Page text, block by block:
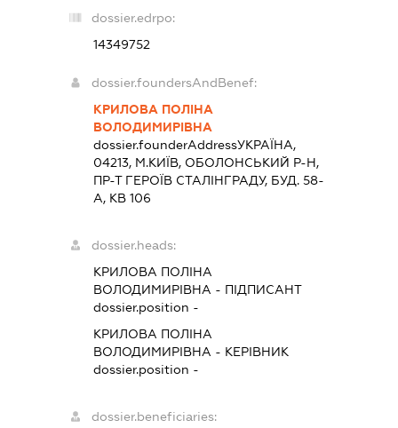
dossier.edrpo:
14349752
dossier.foundersAndBenef:
КРИЛОВА ПОЛІНА
ВОЛОДИМИРІВНА
dossier.founderAddressУКРАЇНА,
04213, М.КИЇВ, ОБОЛОНСЬКИЙ Р-Н,
ПР-Т ГЕРОЇВ СТАЛІНГРАДУ, БУД. 58-
А, КВ 106
dossier.heads:
КРИЛОВА ПОЛІНА
ВОЛОДИМИРІВНА - ПІДПИСАНТ
dossier.position -
КРИЛОВА ПОЛІНА
ВОЛОДИМИРІВНА - КЕРІВНИК
dossier.position -
dossier.beneficiaries: